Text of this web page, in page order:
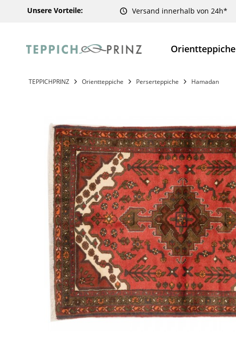
Unsere Vorteile: Versand innerhalb von 24h*
Orientteppiche
TEPPICHPRINZ Orientteppiche Perserteppiche Hamadan